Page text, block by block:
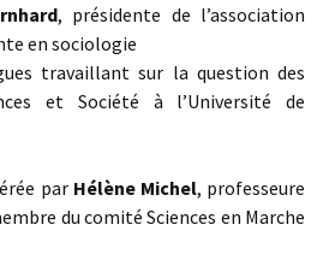
, présidente de l’association
en sociologie
travaillant sur la question des
et Société à l’Université de
parHélène Michel, professeure
du comité Sciences en Marche